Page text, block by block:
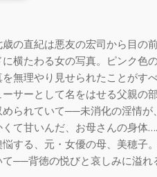
の直紀は悪友の宏司から目の
に横たわる女の写真。ピンク
無理やり見せられたことがす
サーとして名をはせる父親の
られていて──未消化の淫情
て甘いんだ、お母さんの身
する、元・女優の母、美穂子
──背徳の悦びと哀しみに溢れ